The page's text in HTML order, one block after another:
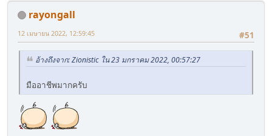
rayongall
#51
12 เมษายน 2022, 12:59:45
อ้างถึงจาก: Zionistic ใน 23 มกราคม 2022, 00:57:27
มืออาชีพมากครับ